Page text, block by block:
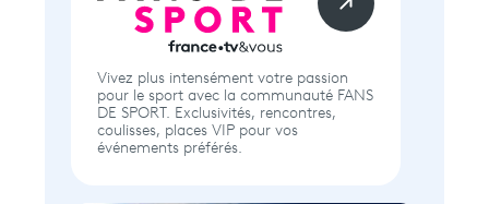
Vivez plus intensément votre passion
pour le sport avec la communauté FANS
DE SPORT. Exclusivités, rencontres,
coulisses, places VIP pour vos
événements préférés.